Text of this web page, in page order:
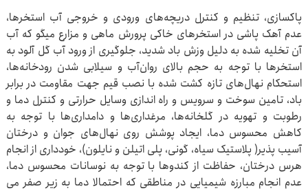
پاکسازی، تنظیم و کنترل دریچه‌های ورودی و خروجی آب استخرها،
عدم آهک پاشی در استخرهای خاکی پرورش ماهی و مزارع میگو که آب
آن تخلیه شده به دلیل وزش باد شدید، جلوگیری از ورود آب گل آلود به
استخرها با توجه به حجم بالای روان‌آب و سیلابی شدن رودخانه‌ها،
استحکام نهال‌های تازه کشت شده با نصب قیم جهت مقاومت در برابر
باد، تامین سوخت و سرویس و راه اندازی وسایل حرارتی و کنترل دما و
رطوبت و تهویه در گلخانه‌ها، مرغداری‌ها و دامداری‌ها با توجه به
کاهش محسوس دما، ایجاد پوشش روی نهال‌های جوان و درختان
آسیب پذیر( پلاستیک سیاه، گونی، پلی اتیلن و نایلون)، خودداری از انجام
هرس درختان، حفاظت از کندوها با توجه به نوسانات محسوس دما،
عدم انجام مبارزه شیمیایی در مناطقی که احتمالا دما به زیر صفر می